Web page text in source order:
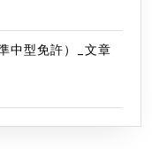
中型免許）_文章